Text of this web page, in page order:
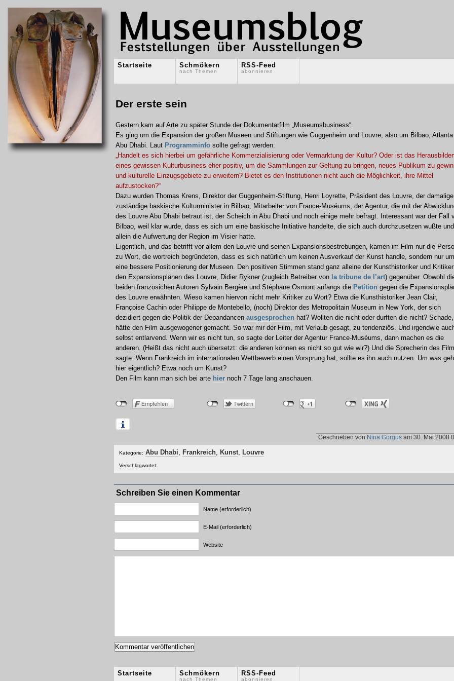
Startseite Schmökern
nach Themen
RSS-Feed
abonnieren
Der erste sein
Gestern kam auf Arte zu später Stunde der Dokumentarfilm „Museumsbusiness“.
Es ging um die Expansion der großen Museen und Stiftungen wie Guggenheim und Louvre, also um Bilbao, Atlanta
Abu Dhabi. Laut Programminfo sollte gefragt werden:
„Handelt es sich hierbei um gefährliche Kommerzialisierung oder Vermarktung der Kultur? Oder ist das
eines gewissen Kulturbusiness eher positiv, um die Sammlungen zur Geltung zu bringen, neues Publikum zu
und kulturelle Einzugsgebiete zu erweitern? Bietet es den Institutionen nicht auch die Möglichkeit, ihre Mittel
aufzustocken?“
Dazu wurden Thomas Krens, Direktor der Guggenheim-Stiftung, Henri Loyrette, Präsident des Louvre, der damalige
zuständige baskische Kulturminister in Bilbao, Mitarbeiter von France-Muséums, der Agentur, die mit der
des Louvre Abu Dhabi betraut ist, der Scheich in Abu Dhabi und noch einige mehr befragt. Interessant war der Fall
Bilbao, weil klar wurde, dass es sich um eine baskische Initiative handelte, die sich auch durchzusetzen wußte und
allein die Aufwertung der Region im Visier hatte.
Eigentlich, und das betrifft vor allem den Louvre und seinen Expansionsbestrebungen, kamen im Film nur die
zu Wort, die wortreich begründeten, dass es sich natürlich um keinen Ausverkauf der Kunst handle, sondern nur um
eine bessere Positionierung der Museen. Den positiven Stimmen stand ganz alleine der Kunsthistoriker und
den Expansionsplänen des Louvre, Didier Rykner (zugleich Betreiber von la tribune de l’art) gegenüber. Obwohl
beiden französichen Autoren Sylvain Bergère und Stéphane Osmont anfangs die Petition gegen die
des Louvre erwähnten. Wieso kamen hiervon nicht mehr Kritiker zu Wort? Etwa die Kunsthistoriker Jean Clair,
Françoise Cachin oder Philippe de Montebello, (noch) Direktor des Metropolitain Museum in New York, der sich
dezidiert gegen die Politik der Depandancen ausgesprochen hat? Wollten die nicht oder durften die nicht?
hätte den Film ausgewogener gemacht. So war mir der Film, mit Verlaub gesagt, zu tendenziös. Und irgendwie
selbst entlarvend. Wenn wir es nicht tun, so sagte der Leiter der Agentur France-Muséums, dann machen es die
anderen. (Heißt das nicht auch übersetzt: die anderen können es nicht so gut wie wir?) Und die Sprecherin des
sagte: Wenn Frankreich im internationalen Wettbewerb einen Vorsprung hat, sollte es ihn auch nutzen. Um was
hier eigentlich? Etwa noch um Kunst?
Den Film kann man sich bei arte hier noch 7 Tage lang anschauen.
Geschrieben von Nina Gorgus am 30. Mai 2008
Kategorie: Abu Dhabi, Frankreich, Kunst, Louvre
Verschlagwortet:
Schreiben Sie einen Kommentar
Name (erforderlich)
E-Mail (erforderlich)
Website
Startseite Schmökern
nach Themen
RSS-Feed
abonnieren